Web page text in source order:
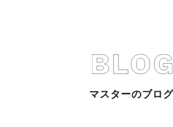
アンドエムが選ばれる理由
マスターのブログ